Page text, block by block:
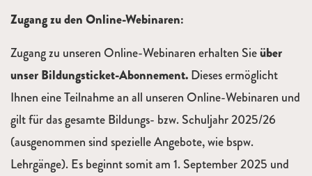
Zugang zu den Online-Webinaren:
Zugang zu unseren Online-Webinaren erhalten Sieüber
unser Bildungsticket-Abonnement.Dieses ermöglicht
Ihnen eine Teilnahme an all unseren Online-Webinaren und
gilt für das gesamte Bildungs- bzw. Schuljahr 2025/26
(ausgenommen sind spezielle Angebote, wie bspw.
Lehrgänge). Es beginnt somit am 1. September 2025 und